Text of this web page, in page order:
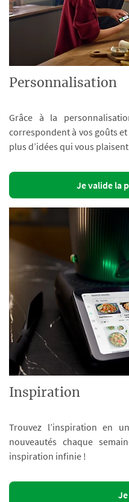
Personnalisation
Grâce à la
correspondent à vos goûts
plus d’idées qui vous
Je valide la
Inspiration
Trouvez l’inspiration en
nouveautés chaque
inspiration infinie !